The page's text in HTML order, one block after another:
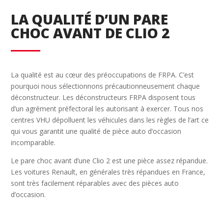
LA QUALITÉ D’UN PARE
CHOC AVANT DE CLIO 2
La qualité est au cœur des préoccupations de FRPA. C’est
pourquoi nous sélectionnons précautionneusement chaque
déconstructeur. Les déconstructeurs FRPA disposent tous
d’un agrément préfectoral les autorisant à exercer. Tous nos
centres VHU dépolluent les véhicules dans les règles de l’art ce
qui vous garantit une qualité de pièce auto d’occasion
incomparable.
Le pare choc avant d’une Clio 2 est une pièce assez répandue.
Les voitures Renault, en générales très répandues en France,
sont très facilement réparables avec des pièces auto
d’occasion.